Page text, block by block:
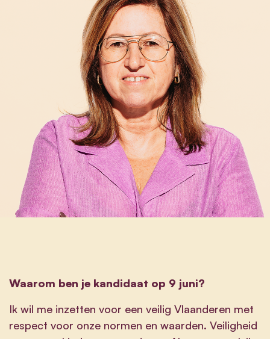
Waarom ben je kandidaat op 9 juni?
Ik wil me inzetten voor een veilig Vlaanderen met
respect voor onze normen en waarden. Veiligheid